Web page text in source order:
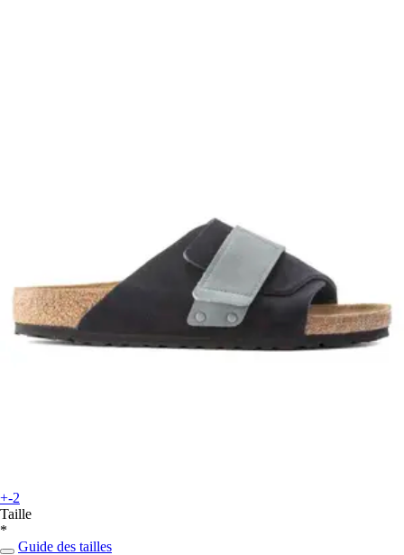
+-2
Taille
*
Guide des tailles